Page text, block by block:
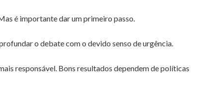
é importante dar um primeiro passo.
o debate com o devido senso de urgência.
responsável. Bons resultados dependem de políticas